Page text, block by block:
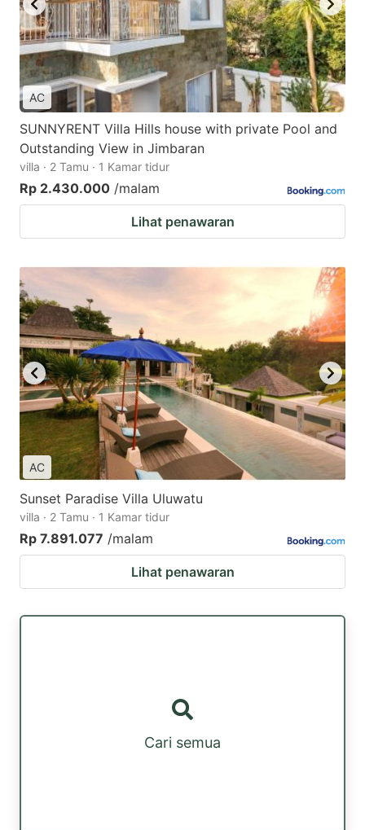
AC
SUNNYRENT Villa Hills house with private Pool and
Outstanding View in Jimbaran
villa · 2 Tamu · 1 Kamar tidur
Rp 2.430.000 /malam
Lihat penawaran
AC
Sunset Paradise Villa Uluwatu
villa · 2 Tamu · 1 Kamar tidur
Rp 7.891.077 /malam
Lihat penawaran
Cari semua